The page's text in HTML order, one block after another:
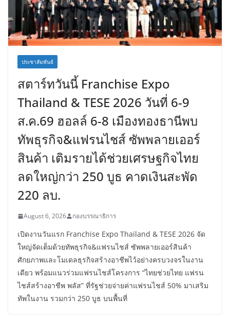
ประชาสัมพันธ์
สตาร์ทวันนี้ Franchise Expo
Thailand & TESE 2026 วันที่ 6-9
ส.ค.69 ฮอลล์ 6-8 เมืองทองธานีพบ
ทัพธุรกิจ&แฟรนไชส์ ซัพพลายเออร์
สินค้า เติมรายได้ช่วยเศรษฐกิจไทย
ลดใหญ่กว่า 250 บูธ คาดเงินสะพัด
220 ลบ.
August 6, 2026 กองบรรณาธิการ
เปิดงานวันแรก Franchise Expo Thailand & TESE 2026 จัด
ใหญ่จัดเต็มด้วยทัพธุรกิจ&แฟรนไชส์ ซัพพลายเออร์สินค้า
ศักยภาพและโมเดลธุรกิจสร้างอาชีพไว้อย่างครบวงจรในงาน
เดียว พร้อมแนวร่วมแฟรนไชส์โครงการ “ไทยช่วยไทย แฟรน
ไชส์สร้างอาชีพ พลัส” ที่รัฐช่วยจ่ายค่าแฟรนไชส์ 50% มาเสริม
ทัพในงาน รวมกว่า 250 บูธ บนพื้นที่